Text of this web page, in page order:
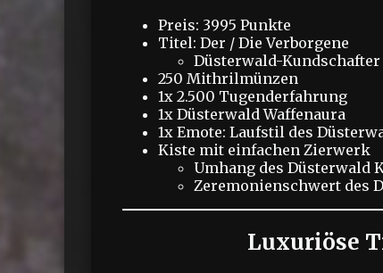
Preis: 3995 Punkte
Titel: Der / Die Verborgene
Düsterwald-Kundschafter
250 Mithrilmünzen
1x 2.500 Tugenderfahrung
1x Düsterwald Waffenaura
1x Emote: Laufstil des
Kiste mit einfachen Zierwerk
Umhang des Düsterwald
Zeremonienschwert des
Luxuriöse